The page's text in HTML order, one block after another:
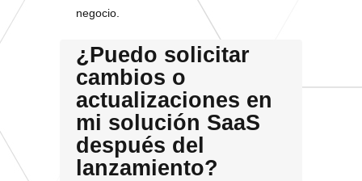
negocio.
¿Puedo solicitar
cambios o
actualizaciones en
mi solución SaaS
después del
lanzamiento?